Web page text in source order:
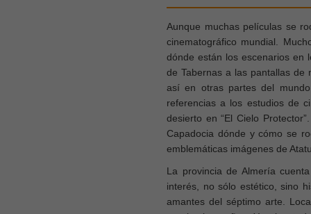
Aunque muchas películas se
cinematográfico mundial.
dónde están los escenarios en
de Tabernas a las pantallas de
así en otras partes del
referencias a los estudios de
desierto en “El Cielo
Capadocia dónde y cómo se
emblemáticas imágenes de
La provincia de Almería
interés, no sólo estético, sino
amantes del séptimo arte.